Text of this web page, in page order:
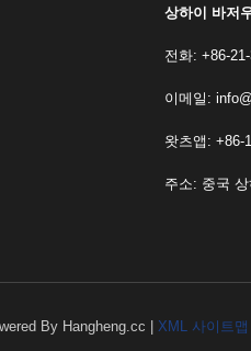
상하이 바저
전화: +86-
이메일:
왓츠앱: +86-
주소: 중국
By Hangheng.cc | XML 사이트맵